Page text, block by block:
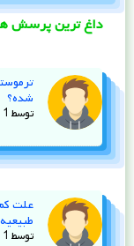
داغ ترین پرسش
شده؟
توسط 1 سال پیش
توسط 1 سال پیش